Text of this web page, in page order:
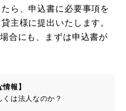
ら、申込書に必要事項を
主様に提出いたします。
合にも、まずは申込書が
報】
くは法人なのか？